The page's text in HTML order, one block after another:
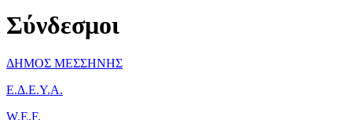
Σύνδεσμοι
ΔΗΜΟΣ ΜΕΣΣΗΝΗΣ
Ε.Δ.Ε.Υ.Α.
W.E.F.